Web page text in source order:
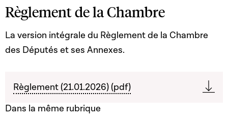
Règlement de la Chambre
La version intégrale du Règlement de la Chambre
des Députés et ses Annexes.
Règlement (21.01.2026) (pdf)
Dans la même rubrique